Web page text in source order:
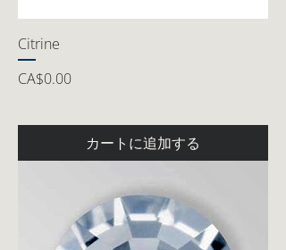
Citrine
価格
CA$0.00
カートに追加する